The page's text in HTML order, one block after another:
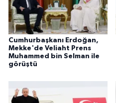
Cumhurbaşkanı Erdoğan,
Mekke'de Veliaht Prens
Muhammed bin Selman ile
görüştü